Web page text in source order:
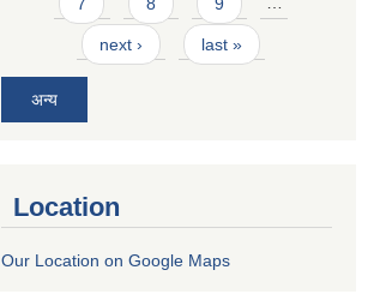
next › last »
अन्य
Location
Our Location on Google Maps